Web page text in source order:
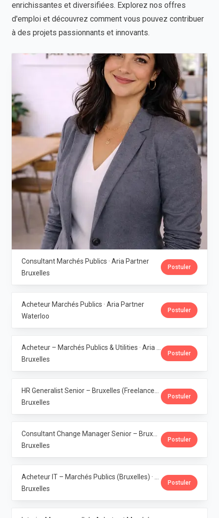
enrichissantes et diversifiées. Explorez nos offres
d'emploi et découvrez comment vous pouvez contribuer
à des projets passionnants et innovants.
Consultant Marchés Publics · Aria Partner
Bruxelles
Postuler
Acheteur Marchés Publics · Aria Partner
Waterloo
Postuler
Bruxelles
Postuler
Bruxelles
Postuler
Bruxelles
Postuler
Bruxelles
Postuler